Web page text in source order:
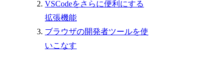
VSCodeをさらに便利にする
拡張機能
ブラウザの開発者ツールを使
いこなす